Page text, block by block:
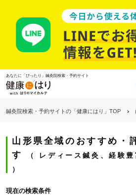
あなたに「ぴったり」鍼灸院検索・予約サイト
鍼灸院検索・予約サイトの「健康にはり」TOP
山形県全域のおすすめ・
す
レディース鍼灸、経験
現在の検索条件